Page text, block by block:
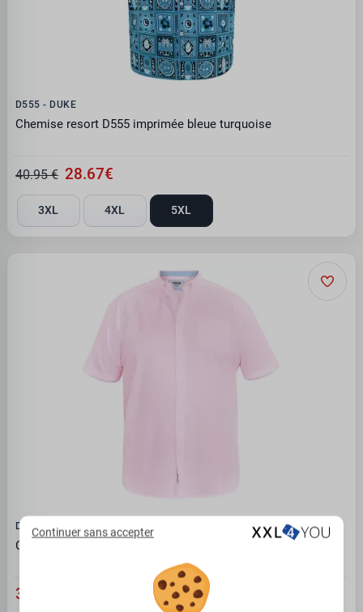
D555 - DUKE
Chemise resort D555 imprimée bleue turquoise
40.95 € 28.67€
3XL 4XL 5XL
D555 - DUKE
Chemise Rose oxford manche courte de 2XL à 8XL
34.95 €
Continuer sans accepter